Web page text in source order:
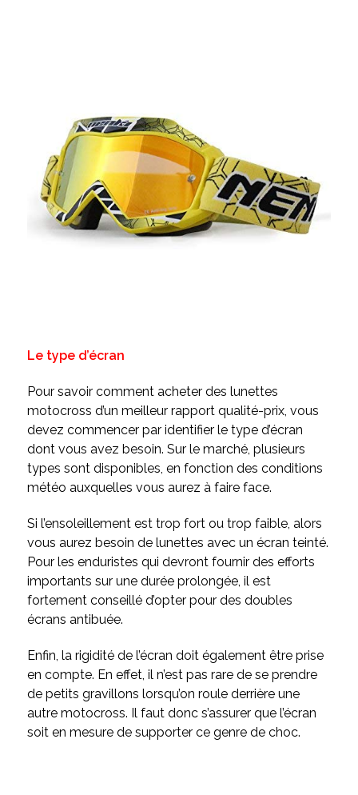
Le type d’écran
Pour savoir comment acheter des lunettes
motocross d’un meilleur rapport qualité-prix, vous
devez commencer par identifier le type d’écran
dont vous avez besoin. Sur le marché, plusieurs
types sont disponibles, en fonction des conditions
météo auxquelles vous aurez à faire face.
Si l’ensoleillement est trop fort ou trop faible, alors
vous aurez besoin de lunettes avec un écran teinté.
Pour les enduristes qui devront fournir des efforts
importants sur une durée prolongée, il est
fortement conseillé d’opter pour des doubles
écrans antibuée.
Enfin, la rigidité de l’écran doit également être prise
en compte. En effet, il n’est pas rare de se prendre
de petits gravillons lorsqu’on roule derrière une
autre motocross. Il faut donc s’assurer que l’écran
soit en mesure de supporter ce genre de choc.